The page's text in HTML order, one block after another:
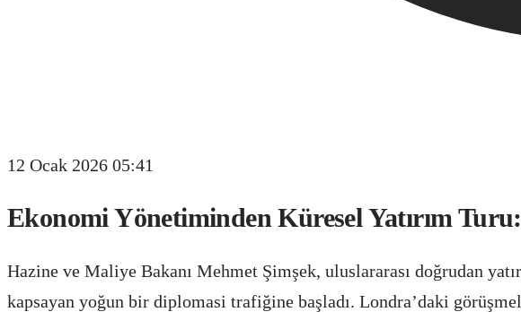
12 Ocak 2026 05:41
Ekonomi Yönetiminden Küresel Yatırım
Hazine ve Maliye Bakanı Mehmet Şimşek, uluslararası doğrudan
kapsayan yoğun bir diplomasi trafiğine başladı. Londra’daki